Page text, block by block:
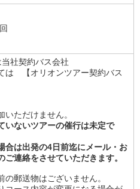
社契約バス会社
は
【オリオンツアー契約バス
ただけません。
いないツアーの催行は未定で
合は出発の4日前迄にメール・お
連絡をさせていただきます。
郵送物はございません。